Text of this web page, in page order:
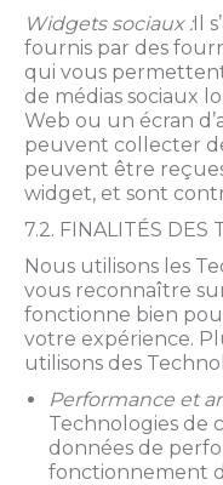
Widgets sociaux :Il
fournis par des
qui vous permettent
de médias sociaux
Web ou un écran
peuvent collecter
peuvent être
widget, et sont
7.2. FINALITÉS DES
Nous utilisons les
vous reconnaître
fonctionne bien
votre expérience.
utilisons des
Performance et
Technologies de
données de
fonctionnement